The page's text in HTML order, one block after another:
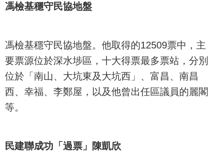
馮檢基穩守民協地盤
馮檢基穩守民協地盤。他取得的12509票中，主
要票源位於深水埗區，十大得票最多票站，分別
位於「南山、大坑東及大坑西」、富昌、南昌
西、幸福、李鄭屋，以及他曾出任區議員的麗閣
等。
民建聯成功「過票」陳凱欣